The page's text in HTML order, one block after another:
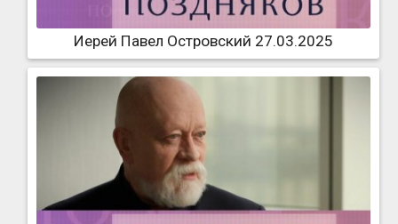
Иерей Павел Островский 27.03.2025